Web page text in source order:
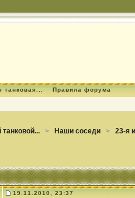
танковая... Правила форума
> Наши соседи > 23-я
19.11.2010, 23:37